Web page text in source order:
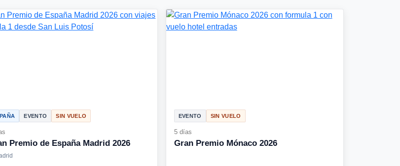
EVENTO SIN VUELO
Premio de España Madrid 2026
EVENTO SIN VUELO
5 días
Gran Premio Mónaco 2026